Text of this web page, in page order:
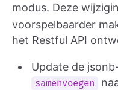
modus. Deze
voorspelbaarder
het Restful API
Update de
samenvoegen